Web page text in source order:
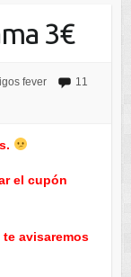
3€
fever
11
el cupón
te avisaremos